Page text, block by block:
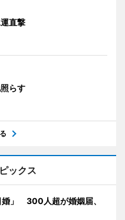
直撃
らす
ックス
」 300人超が婚姻届、